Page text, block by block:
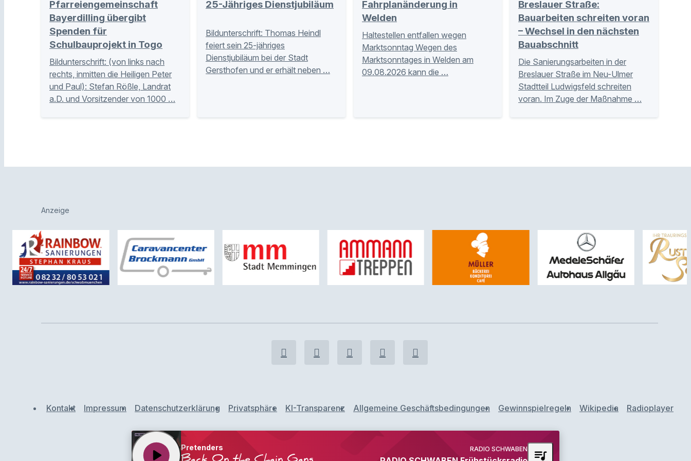
Pfarreiengemeinschaft
Bayerdilling übergibt
Spenden für
Schulbauprojekt in Togo
Bildunterschrift: (von links nach
rechts, inmitten die Heiligen Peter
und Paul): Stefan Rößle, Landrat
a.D. und Vorsitzender von 1000 …
25-Jähriges Dienstjubiläum
Bildunterschrift: Thomas Heindl
feiert sein 25-jähriges
Dienstjubiläum bei der Stadt
Gersthofen und er erhält neben …
Fahrplanänderung in
Welden
Haltestellen entfallen wegen
Marktsonntag Wegen des
Marktsonntages in Welden am
09.08.2026 kann die …
Breslauer Straße:
Bauarbeiten schreiten voran
– Wechsel in den nächsten
Bauabschnitt
Die Sanierungsarbeiten in der
Breslauer Straße im Neu-Ulmer
Stadtteil Ludwigsfeld schreiten
voran. Im Zuge der Maßnahme …
Anzeige
Kontakt Impressum Datenschutzerklärung Privatsphäre KI-Transparenz Allgemeine Geschäftsbedingungen Gewinnspielregeln Wikipedia Radioplayer
Pretenders
play_arrow RADIO SCHWABEN queue_music